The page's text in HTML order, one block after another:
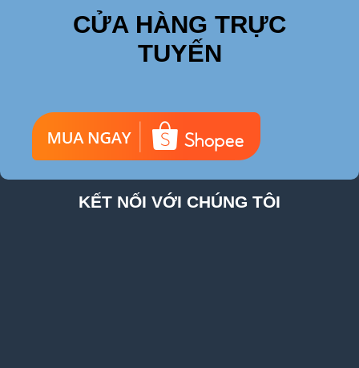
CỬA HÀNG TRỰC
TUYẾN
KẾT NỐI VỚI CHÚNG TÔI